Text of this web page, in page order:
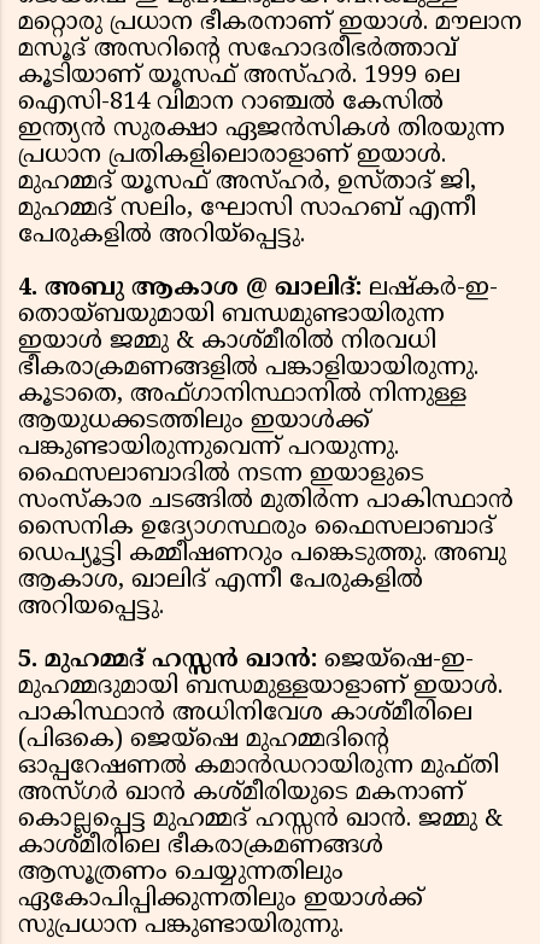
മറ്റൊരു പ്രധാന ഭീകരനാണ് ഇയാൾ. മൗലാന
മസൂദ് അസറിൻ്റെ സഹോദരീഭർത്താവ്
കൂടിയാണ് യൂസഫ് അസ്ഹർ. 1999 ലെ
ഐസി-814 വിമാന റാഞ്ചൽ കേസിൽ
ഇന്ത്യൻ സുരക്ഷാ ഏജൻസികൾ തിരയുന്ന
പ്രധാന പ്രതികളിലൊരാളാണ് ഇയാൾ.
മുഹമ്മദ് യൂസഫ് അസ്ഹർ, ഉസ്താദ് ജി,
മുഹമ്മദ് സലിം, ഘോസി സാഹബ് എന്നീ
പേരുകളിൽ അറിയ്പ്പെട്ടു.
4. അബു ആകാശ @ ഖാലിദ്: ലഷ്‌കർ-ഇ-
തൊയ്ബയുമായി ബന്ധമുണ്ടായിരുന്ന
ഇയാൾ ജമ്മു & കാശ്മീരിൽ നിരവധി
ഭീകരാക്രമണങ്ങളിൽ പങ്കാളിയായിരുന്നു.
കൂടാതെ, അഫ്ഗാനിസ്ഥാനിൽ നിന്നുള്ള
ആയുധക്കടത്തിലും ഇയാൾക്ക്
പങ്കുണ്ടായിരുന്നുവെന്ന് പറയുന്നു.
ഫൈസലാബാദിൽ നടന്ന ഇയാളുടെ
സംസ്കാര ചടങ്ങിൽ മുതിർന്ന പാകിസ്ഥാൻ
സൈനിക ഉദ്യോഗസ്ഥരും ഫൈസലാബാദ്
ഡെപ്യൂട്ടി കമ്മീഷണറും പങ്കെടുത്തു. അബു
ആകാശ, ഖാലിദ് എന്നീ പേരുകളിൽ
അറിയപ്പെട്ടു.
5. മുഹമ്മദ് ഹസ്സൻ ഖാൻ: ജെയ്‌ഷെ-ഇ-
മുഹമ്മദുമായി ബന്ധമുള്ളയാളാണ് ഇയാൾ.
പാകിസ്ഥാൻ അധിനിവേശ കാശ്മീരിലെ
(പിഒകെ) ജെയ്‌ഷെ മുഹമ്മദിൻ്റെ
ഓപ്പറേഷണൽ കമാൻഡറായിരുന്ന മുഫ്തി
അസ്ഗർ ഖാൻ കശ്മീരിയുടെ മകനാണ്
കൊല്ലപ്പെട്ട മുഹമ്മദ് ഹസ്സൻ ഖാൻ. ജമ്മു &
കാശ്മീരിലെ ഭീകരാക്രമണങ്ങൾ
ആസൂത്രണം ചെയ്യുന്നതിലും
ഏകോപിപ്പിക്കുന്നതിലും ഇയാൾക്ക്
സുപ്രധാന പങ്കുണ്ടായിരുന്നു.